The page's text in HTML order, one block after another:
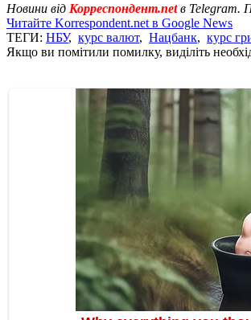
Новини від Корреспондент.netв Telegram.
Читайте Korrespondent.net в Google News
ТЕГИ: НБУ, курс валют, Нацбанк, курс
Якщо ви помітили помилку, виділіть